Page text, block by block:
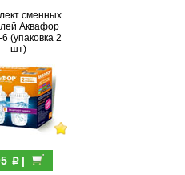
сменных
Аквафор
(упаковка 2
шт)
p|